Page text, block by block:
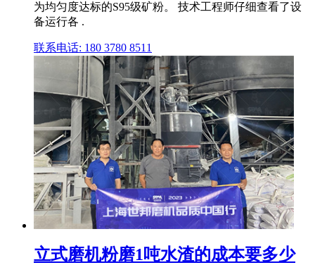
为均匀度达标的S95级矿粉。 技术工程师仔细查看了设
备运行各 .
联系电话: 180 3780 8511
立式磨机粉磨1吨水渣的成本要多少